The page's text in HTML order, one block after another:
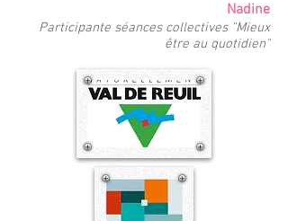
Nadine
Participante séances collectives "Mieux
être au quotidien"